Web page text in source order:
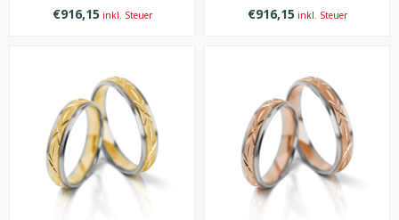
€916,15 inkl. Steuer €916,15 inkl. Steuer